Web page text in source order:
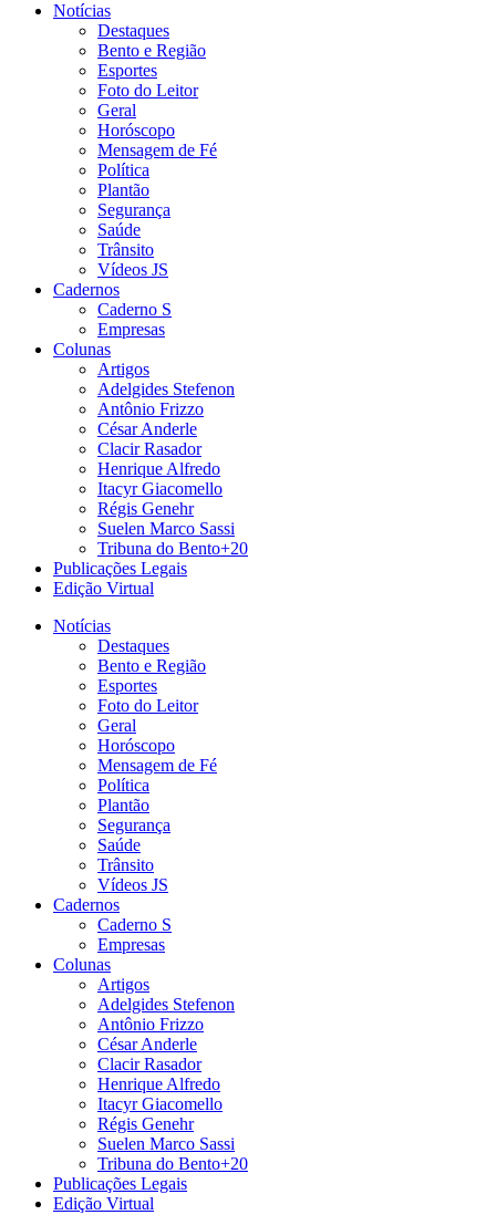
Notícias
Destaques
Bento e Região
Esportes
Foto do Leitor
Geral
Horóscopo
Mensagem de Fé
Política
Plantão
Segurança
Saúde
Trânsito
Vídeos JS
Cadernos
Caderno S
Empresas
Colunas
Artigos
Adelgides Stefenon
Antônio Frizzo
César Anderle
Clacir Rasador
Henrique Alfredo
Itacyr Giacomello
Régis Genehr
Suelen Marco Sassi
Tribuna do Bento+20
Publicações Legais
Edição Virtual
Notícias
Destaques
Bento e Região
Esportes
Foto do Leitor
Geral
Horóscopo
Mensagem de Fé
Política
Plantão
Segurança
Saúde
Trânsito
Vídeos JS
Cadernos
Caderno S
Empresas
Colunas
Artigos
Adelgides Stefenon
Antônio Frizzo
César Anderle
Clacir Rasador
Henrique Alfredo
Itacyr Giacomello
Régis Genehr
Suelen Marco Sassi
Tribuna do Bento+20
Publicações Legais
Edição Virtual